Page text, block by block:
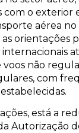
com o exterior
aérea
orientações
internacionais
voos não
com
estabelecidas.
está a
Autorização